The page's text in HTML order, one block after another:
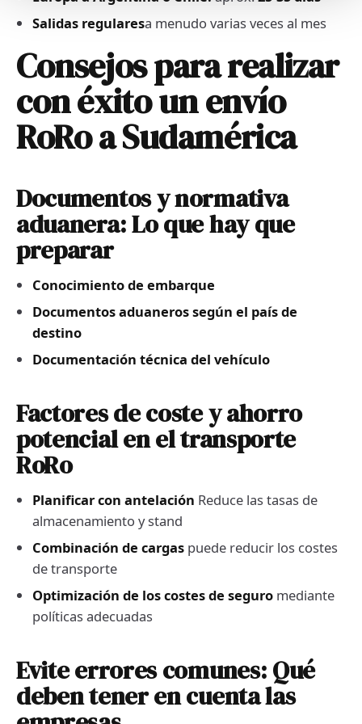
Salidas regularesa menudo varias veces al mes
Consejos para realizar
con éxito un envío
RoRo a Sudamérica
Documentos y normativa
aduanera: Lo que hay que
preparar
Conocimiento de embarque
Documentos aduaneros según el país de
destino
Documentación técnica del vehículo
Factores de coste y ahorro
potencial en el transporte
RoRo
Planificar con antelación Reduce las tasas de
almacenamiento y stand
Combinación de cargas puede reducir los costes
de transporte
Optimización de los costes de seguro mediante
políticas adecuadas
Evite errores comunes: Qué
deben tener en cuenta las